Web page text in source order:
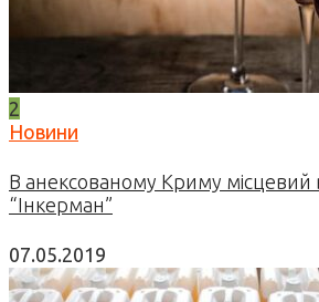
2
Новини
В анексованому Криму місцевий
“Інкерман”
07.05.2019